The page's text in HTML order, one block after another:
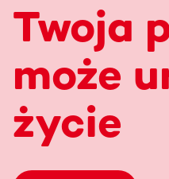
Twoja
może
życie